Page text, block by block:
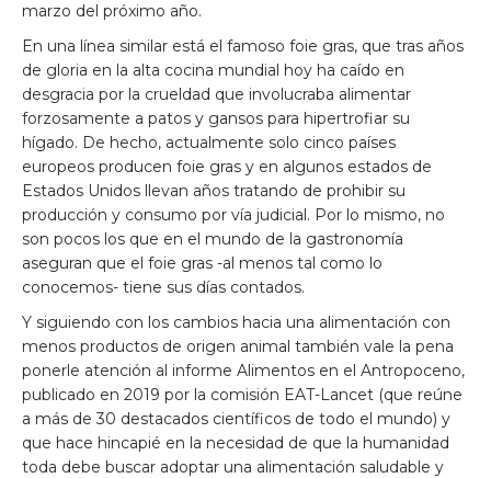
marzo del próximo año.
En una línea similar está el famoso foie gras, que tras años
de gloria en la alta cocina mundial hoy ha caído en
desgracia por la crueldad que involucraba alimentar
forzosamente a patos y gansos para hipertrofiar su
hígado. De hecho, actualmente solo cinco países
europeos producen foie gras y en algunos estados de
Estados Unidos llevan años tratando de prohibir su
producción y consumo por vía judicial. Por lo mismo, no
son pocos los que en el mundo de la gastronomía
aseguran que el foie gras -al menos tal como lo
conocemos- tiene sus días contados.
Y siguiendo con los cambios hacia una alimentación con
menos productos de origen animal también vale la pena
ponerle atención al informe Alimentos en el Antropoceno,
publicado en 2019 por la comisión EAT-Lancet (que reúne
a más de 30 destacados científicos de todo el mundo) y
que hace hincapié en la necesidad de que la humanidad
toda debe buscar adoptar una alimentación saludable y